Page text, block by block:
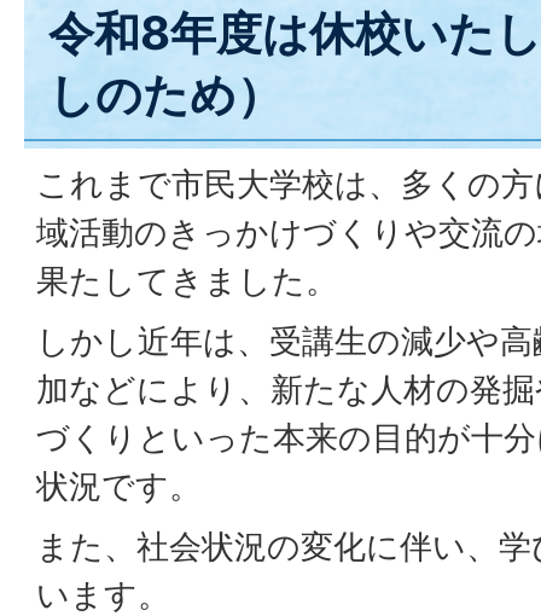
令和8年度は休校いた
しのため）
これまで市民大学校は、多くの
域活動のきっかけづくりや交流
果たしてきました。
しかし近年は、受講生の減少や
加などにより、新たな人材の発
づくりといった本来の目的が十
状況です。
また、社会状況の変化に伴い、
います。